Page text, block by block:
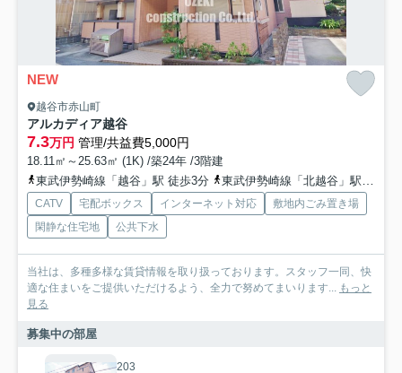
NEW
越谷市赤山町
アルカディア越谷
7.3万円 管理/共益費5,000円
18.11㎡～25.63㎡ (1K) /築24年 /3階建
東武伊勢崎線「越谷」駅 徒歩3分
東武伊勢崎線「北越谷」駅 徒歩20分
CATV 宅配ボックス インターネット対応
敷地内ごみ置き場
閑静な住宅地
公共下水
当社は、多種多様な賃貸情報を取り扱っております。スタッフ一同、快
適な住まいをご提供いただけるよう、全力で努めてまいります... もっと
見る
募集中の部屋
203